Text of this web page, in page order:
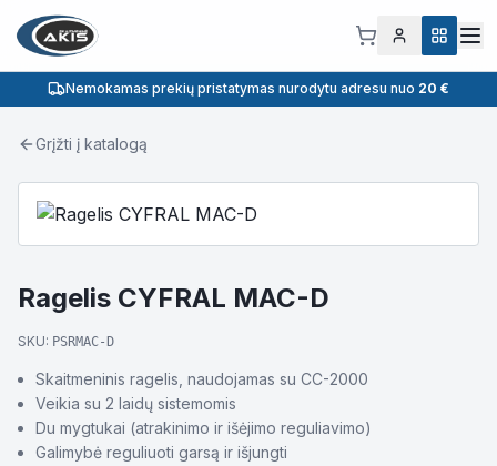
Nemokamas prekių pristatymas nurodytu adresu nuo 20 €
Grįžti į katalogą
Ragelis CYFRAL MAC-D
SKU: PSRMAC-D
Skaitmeninis ragelis, naudojamas su CC-2000
Veikia su 2 laidų sistemomis
Du mygtukai (atrakinimo ir išėjimo reguliavimo)
Galimybė reguliuoti garsą ir išjungti